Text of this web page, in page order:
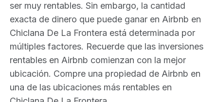
ser muy rentables. Sin embargo, la cantidad
exacta de dinero que puede ganar en Airbnb en
Chiclana De La Frontera está determinada por
múltiples factores. Recuerde que las inversiones
rentables en Airbnb comienzan con la mejor
ubicación. Compre una propiedad de Airbnb en
una de las ubicaciones más rentables en